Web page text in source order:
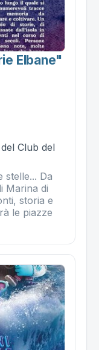
Elbane"
Club del
stelle... Da
Marina di
storia e
le piazze